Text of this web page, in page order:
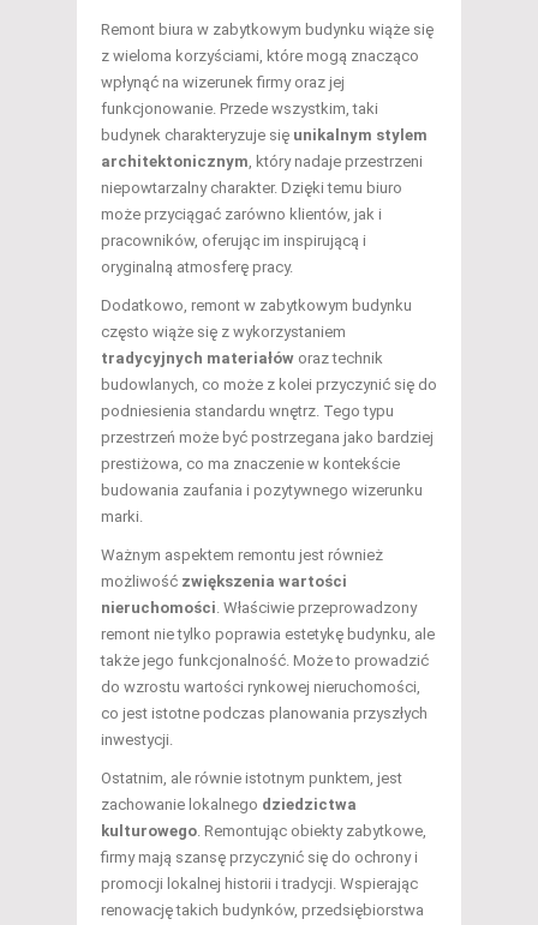
Remont biura w zabytkowym budynku wiąże się
z wieloma korzyściami, które mogą znacząco
wpłynąć na wizerunek firmy oraz jej
funkcjonowanie. Przede wszystkim, taki
budynek charakteryzuje się unikalnym stylem
architektonicznym, który nadaje przestrzeni
niepowtarzalny charakter. Dzięki temu biuro
może przyciągać zarówno klientów, jak i
pracowników, oferując im inspirującą i
oryginalną atmosferę pracy.
Dodatkowo, remont w zabytkowym budynku
często wiąże się z wykorzystaniem
tradycyjnych materiałów oraz technik
budowlanych, co może z kolei przyczynić się do
podniesienia standardu wnętrz. Tego typu
przestrzeń może być postrzegana jako bardziej
prestiżowa, co ma znaczenie w kontekście
budowania zaufania i pozytywnego wizerunku
marki.
Ważnym aspektem remontu jest również
możliwość zwiększenia wartości
nieruchomości. Właściwie przeprowadzony
remont nie tylko poprawia estetykę budynku, ale
także jego funkcjonalność. Może to prowadzić
do wzrostu wartości rynkowej nieruchomości,
co jest istotne podczas planowania przyszłych
inwestycji.
Ostatnim, ale równie istotnym punktem, jest
zachowanie lokalnego dziedzictwa
kulturowego. Remontując obiekty zabytkowe,
firmy mają szansę przyczynić się do ochrony i
promocji lokalnej historii i tradycji. Wspierając
renowację takich budynków, przedsiębiorstwa